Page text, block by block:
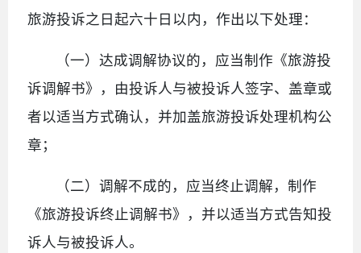
旅游投诉之日起六十日以内，作出以下处理：
（一）达成调解协议的，应当制作《旅游投
诉调解书》，由投诉人与被投诉人签字、盖章或
者以适当方式确认，并加盖旅游投诉处理机构公
章；
（二）调解不成的，应当终止调解，制作
《旅游投诉终止调解书》，并以适当方式告知投
诉人与被投诉人。